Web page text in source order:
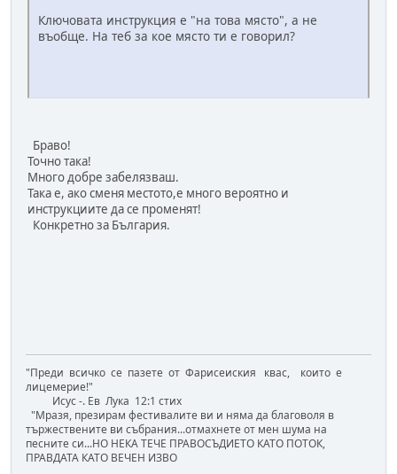
Ключовата инструкция е "на това място", а не
въобще. На теб за кое място ти е говорил?
Браво!
Точно така!
Много добре забелязваш.
Така е, ако сменя местото,е много вероятно и
инструкциите да се променят!
Конкретно за България.
"Преди всичко се пазете от Фарисеиския квас, които е
лицемерие!"
Исус -. Ев Лука 12:1 стих
"Mразя, презирам фестивалите ви и няма да благоволя в
тържествените ви събрания...отмахнете от мен шума на
песните си...НО НЕКА ТЕЧЕ ПРАВОСЪДИЕТО КАТО ПОТОК,
ПРАВДАТА КАТО ВЕЧЕН ИЗВО